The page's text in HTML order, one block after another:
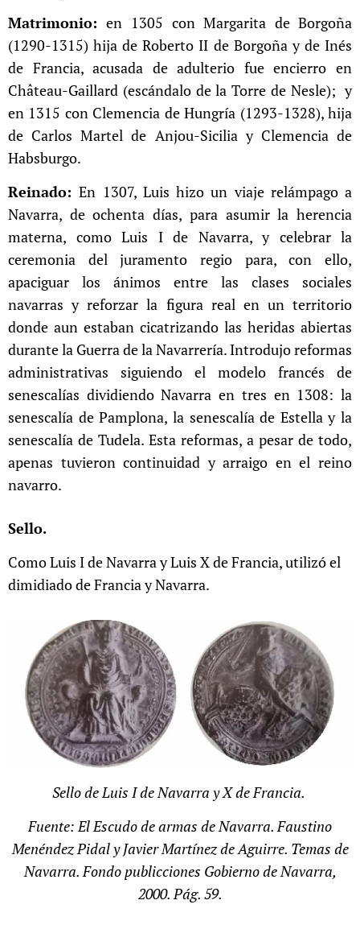
Matrimonio:en 1305 conMargarita de Borgoña
(1290-1315) hija de Roberto II de Borgoña y de Inés
de Francia, acusada de adulterio fue encierro en
Château-Gaillard (escándalo de la Torre de Nesle); y
en 1315 con Clemencia de Hungría (1293-1328), hija
de Carlos Martel de Anjou-Sicilia y Clemencia de
Habsburgo.
Reinado:En 1307, Luis hizo un viaje relámpago a
Navarra, de ochenta días, para asumir la herencia
materna, como Luis I de Navarra, y celebrar la
ceremonia del juramento regio para, con ello,
apaciguar los ánimos entre las clases sociales
navarras y reforzar la figura real en un territorio
donde aun estaban cicatrizando las heridas abiertas
durante la Guerra de la Navarrería.​ Introdujo reformas
administrativas siguiendo el modelo francés de
senescalías dividiendo Navarra en tres en 1308: la
senescalía de Pamplona, la senescalía de Estella y la
senescalía de Tudela. Esta reformas, a pesar de todo,
apenas tuvieron continuidad y arraigo en el reino
navarro.
Sello.
Como Luis I de Navarra y Luis X de Francia, utilizó el
dimidiado de Francia y Navarra.
Sello de Luis I de Navarra y X de Francia.
Fuente: El Escudo de armas de Navarra. Faustino
Menéndez Pidal y Javier Martínez de Aguirre. Temas de
Navarra. Fondo publicciones Gobierno de Navarra,
2000. Pág. 59.